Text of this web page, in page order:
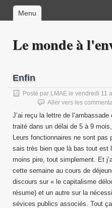
Menu
Le monde à
Enfin
Posté par LMAE le vendredi 11
Aller vers les
J’ai reçu la lettre de
traité dans un délai de 5 à 9
Leurs fonctionnaires ne sont
sais très bien que là bas tout est
moins pire, tout simplement. Et
cette semaine au cours de
discours sur « le capitalisme
résume) et un autre sur la
sévices publics associés. Tout